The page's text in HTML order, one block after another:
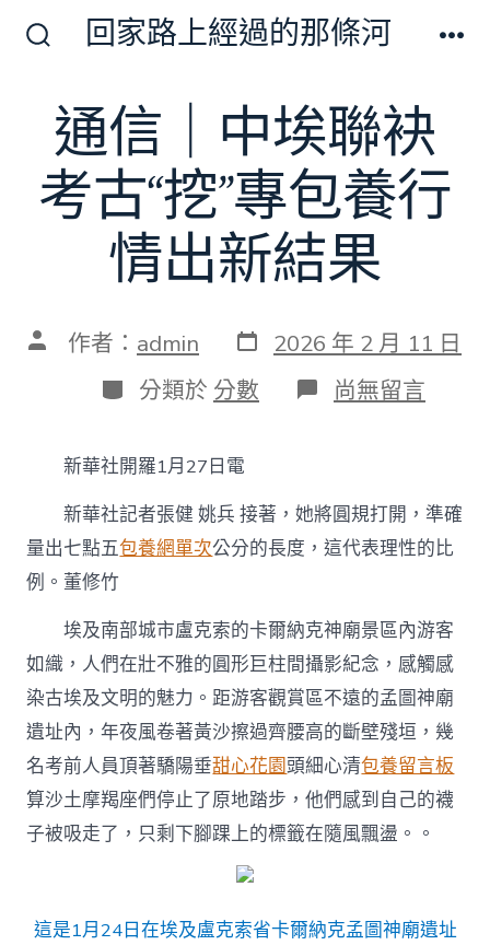
切
換
開
關
回家路上經過的那條河
通信｜中埃聯袂
考古“挖”專包養行
情出新結果
文 作者： admin 發
表
日
期
2026 年 2 月 11 日
分
類
分類於 分數 在
〈通
埃
聯
袂
考
專
包
養
行
情
出
新
結
果〉
中
尚無留言
新華社開羅1月27日電
新華社記者張健 姚兵 接著，她將圓規打開，準確
量出七點五包養網單次公分的長度，這代表理性的比
例。董修竹
埃及南部城市盧克索的卡爾納克神廟景區內游客
如織，人們在壯不雅的圓形巨柱間攝影紀念，感觸感
染古埃及文明的魅力。距游客觀賞區不遠的孟圖神廟
遺址內，年夜風卷著黃沙擦過齊腰高的斷壁殘垣，幾
名考前人員頂著驕陽垂甜心花園頭細心清包養留言板
算沙土摩羯座們停止了原地踏步，他們感到自己的襪
子被吸走了，只剩下腳踝上的標籤在隨風飄盪。。
這是1月24日在埃及盧克索省卡爾納克孟圖神廟遺址